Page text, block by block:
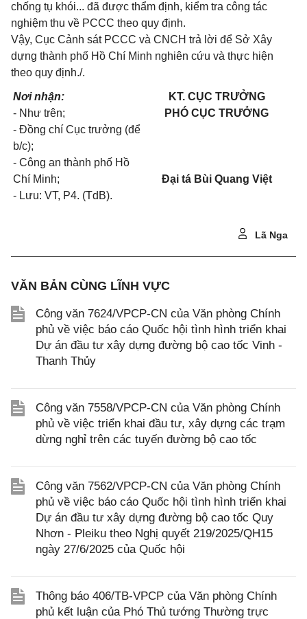
chống tụ khói... đã được thẩm định, kiểm tra công tác
nghiệm thu về PCCC theo quy định.
Vậy, Cục Cảnh sát PCCC và CNCH trả lời để Sở Xây
dựng thành phố Hồ Chí Minh nghiên cứu và thực hiện
theo quy định./.
Nơi nhận:
- Như trên;
- Đồng chí Cục trưởng (để
b/c);
- Công an thành phố Hồ
Chí Minh;
- Lưu: VT, P4. (TdB).
KT. CỤC TRƯỞNG
PHÓ CỤC TRƯỞNG
Đại tá Bùi Quang Việt
Lã Nga
VĂN BẢN CÙNG LĨNH VỰC
Công văn 7624/VPCP-CN của Văn phòng Chính
phủ về việc báo cáo Quốc hội tình hình triển khai
Dự án đầu tư xây dựng đường bộ cao tốc Vinh -
Thanh Thủy
Công văn 7558/VPCP-CN của Văn phòng Chính
phủ về việc triển khai đầu tư, xây dựng các trạm
dừng nghỉ trên các tuyến đường bộ cao tốc
Công văn 7562/VPCP-CN của Văn phòng Chính
phủ về việc báo cáo Quốc hội tình hình triển khai
Dự án đầu tư xây dựng đường bộ cao tốc Quy
Nhơn - Pleiku theo Nghị quyết 219/2025/QH15
ngày 27/6/2025 của Quốc hội
Thông báo 406/TB-VPCP của Văn phòng Chính
phủ kết luận của Phó Thủ tướng Thường trực